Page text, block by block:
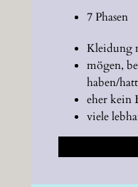
7 Phasen
Kleidung
mögen,
haben/
eher kein
viele